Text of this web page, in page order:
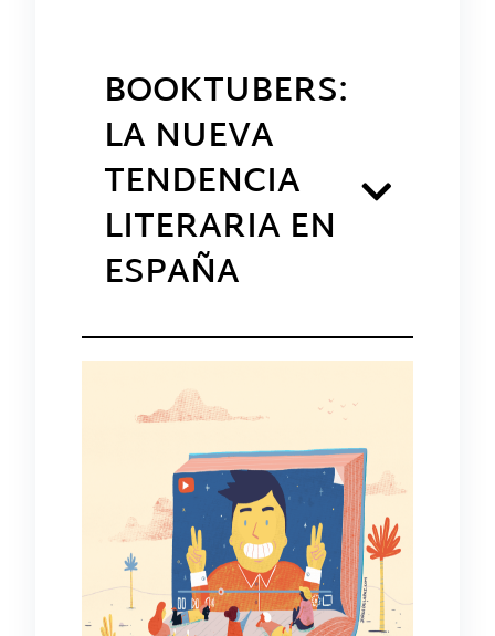
BOOKTUBERS:
LA NUEVA
TENDENCIA
LITERARIA EN
ESPAÑA